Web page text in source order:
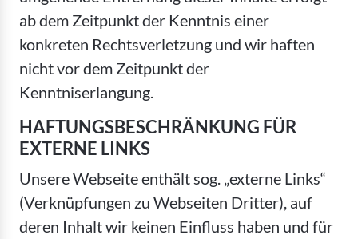
ab dem Zeitpunkt der Kenntnis einer
konkreten Rechtsverletzung und wir haften
nicht vor dem Zeitpunkt der
Kenntniserlangung.
HAFTUNGSBESCHRÄNKUNG FÜR
EXTERNE LINKS
Unsere Webseite enthält sog. „externe Links“
(Verknüpfungen zu Webseiten Dritter), auf
deren Inhalt wir keinen Einfluss haben und für